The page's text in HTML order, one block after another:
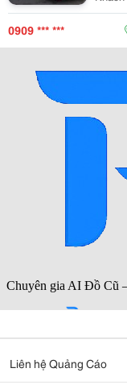
Nước
Đến
0909 *** ***
Liên hệ Quảng Cáo